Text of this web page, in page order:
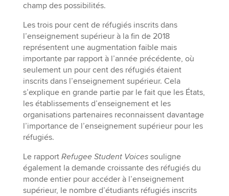
champ des possibilités.
Les trois pour cent de réfugiés inscrits dans
l’enseignement supérieur à la fin de 2018
représentent une augmentation faible mais
importante par rapport à l’année précédente, où
seulement un pour cent des réfugiés étaient
inscrits dans l’enseignement supérieur. Cela
s’explique en grande partie par le fait que les États,
les établissements d’enseignement et les
organisations partenaires reconnaissent davantage
l’importance de l’enseignement supérieur pour les
réfugiés.
Le rapport Refugee Student Voicessouligne
également la demande croissante des réfugiés du
monde entier pour accéder à l’enseignement
supérieur, le nombre d’étudiants réfugiés inscrits